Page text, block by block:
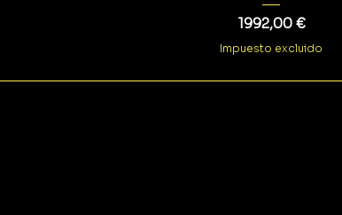
Precio
1992,00 €
Impuesto excluido